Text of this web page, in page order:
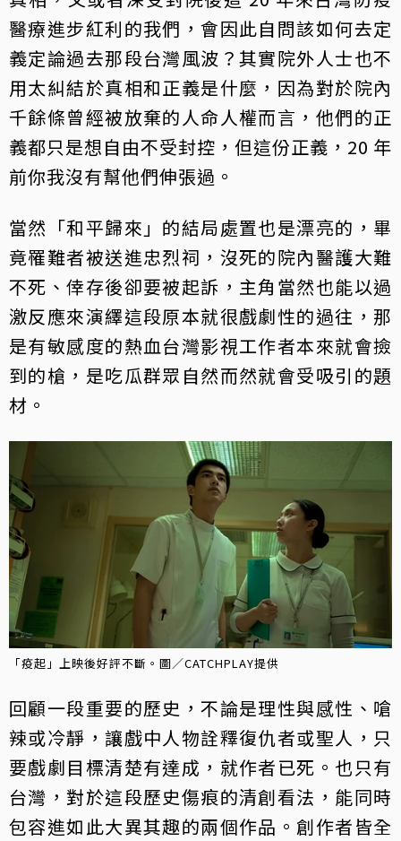
醫療進步紅利的我們，會因此自問該如何去定
義定論過去那段台灣風波？其實院外人士也不
用太糾結於真相和正義是什麼，因為對於院內
千餘條曾經被放棄的人命人權而言，他們的正
義都只是想自由不受封控，但這份正義，20 年
前你我沒有幫他們伸張過。
當然「和平歸來」的結局處置也是漂亮的，畢
竟罹難者被送進忠烈祠，沒死的院內醫護大難
不死、倖存後卻要被起訴，主角當然也能以過
激反應來演繹這段原本就很戲劇性的過往，那
是有敏感度的熱血台灣影視工作者本來就會撿
到的槍，是吃瓜群眾自然而然就會受吸引的題
材。
「疫起」上映後好評不斷。圖／CATCHPLAY提供
回顧一段重要的歷史，不論是理性與感性、嗆
辣或冷靜，讓戲中人物詮釋復仇者或聖人，只
要戲劇目標清楚有達成，就作者已死。也只有
台灣，對於這段歷史傷痕的清創看法，能同時
包容進如此大異其趣的兩個作品。創作者皆全